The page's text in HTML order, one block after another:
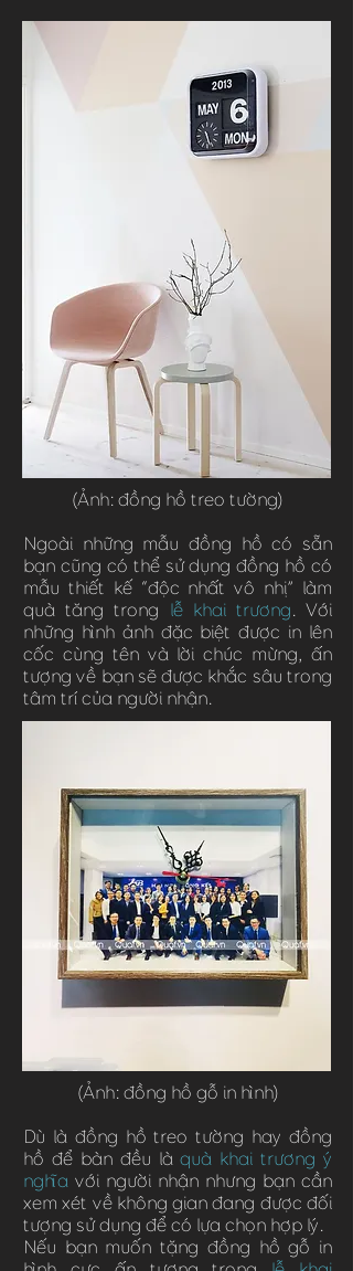
(Ảnh: đồng hồ treo tường)
Ngoài những mẫu đồng hồ có sẵn
bạn cũng có thể sử dụng đồng hồ có
mẫu thiết kế “độc nhất vô nhị” làm
quà tăng trong lễ khai trương. Với
những hình ảnh đặc biệt được in lên
cốc cùng tên và lời chúc mừng, ấn
tượng về bạn sẽ được khắc sâu trong
tâm trí của người nhận.
(Ảnh: đồng hồ gỗ in hình)
Dù là đồng hồ treo tường hay đồng
hồ để bàn đều là quà khai trương ý
nghĩavới người nhận nhưng bạn cần
xem xét về không gian đang được đối
tượng sử dụng để có lựa chọn hợp lý.
Nếu bạn muốn tặng đồng hồ gỗ in